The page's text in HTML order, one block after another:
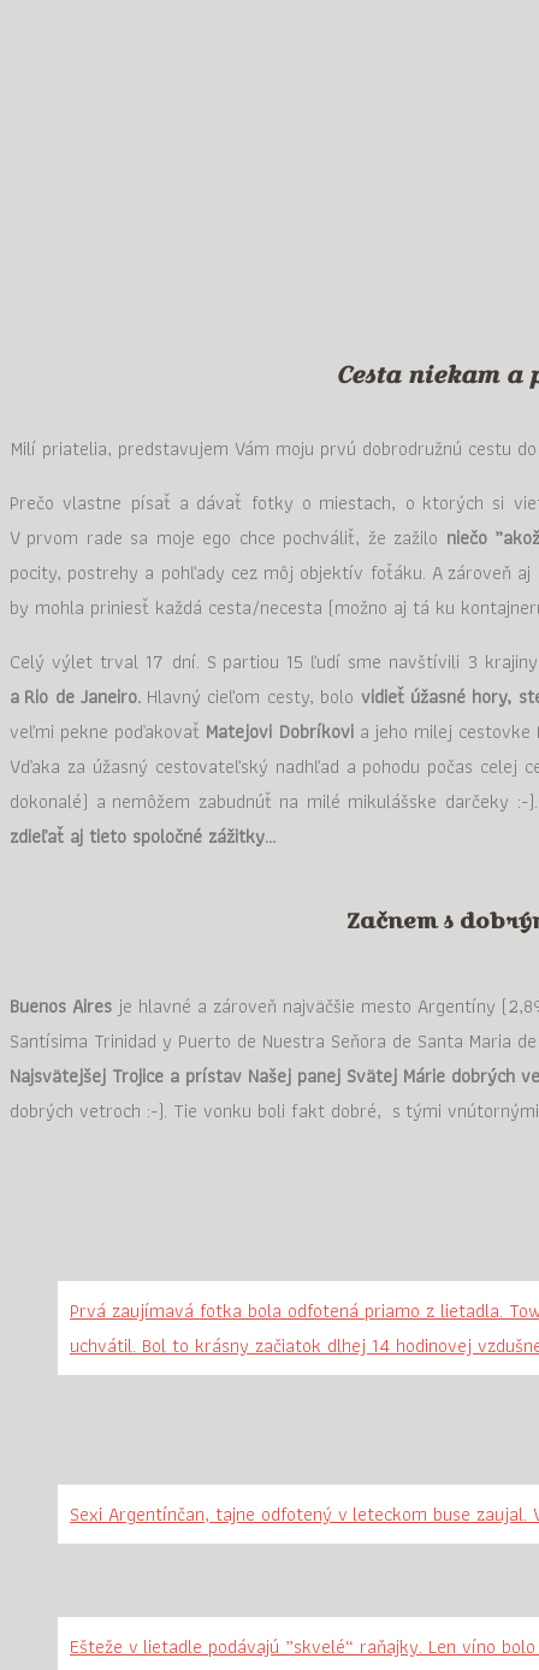
Cesta niekam a
Milí priatelia, predstavujem Vám moju prvú dobrodružnú cestu
Prečo vlastne písať a dávať fotky o miestach, o ktorých si
V prvom rade sa moje ego chce pochváliť, že zažilo niečo
pocity, postrehy a pohľady cez môj objektív foťáku. A zároveň
by mohla priniesť každá cesta/necesta (možno aj tá ku
Celý výlet trval 17 dní. S partiou 15 ľudí sme navštívili 3
a Rio de Janeiro. Hlavný cieľom cesty, bolo vidieť úžasné hory,
veľmi pekne poďakovať Matejovi Dobríkovia jeho milej cestovke
Vďaka za úžasný cestovateľský nadhľad a pohodu počas celej
dokonalé) a nemôžem zabudnúť na milé mikulášske darčeky :-
zdieľať aj tieto spoločné zážitky…
Začnem s
Buenos Aires je hlavné a zároveň najväčšie mesto Argentíny
Santísima Trinidad y Puerto de Nuestra Seňora de Santa Maria
Najsvätejšej Trojice a prístav Našej panej Svätej Márie dobrých
dobrých vetroch :-). Tie vonku boli fakt dobré, s tými
Prvá zaujímavá fotka bola odfotená priamo z lietadla.
uchvátil. Bol to krásny začiatok dlhej 14 hodinovej
Sexi Argentínčan, tajne odfotený v leteckom buse
Ešteže v lietadle podávajú „skvelé“ raňajky. Len víno